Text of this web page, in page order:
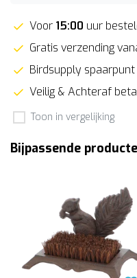
Voor 15:00 uur
Gratis verzending
Birdsupply
Veilig & Achteraf
Toon in vergelijking
Bijpassende